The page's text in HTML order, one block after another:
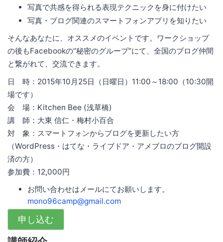
写真で共感を得られる表現テクニックを身に付けたい
写真・ブログ関連のスマートフォンアプリを知りたい
そんなあなたに、オススメのイベントです。ワークショップ
の後もFacebookの”秘密のグループ”にて、全国のブログ仲間
と繋がれて、交流できます。
日 時：2015年10月25日（日曜日）11:00～18:00（10:30開
場です）
会 場：Kitchen Bee (浅草橋)
講 師：大東 信仁・梅村小百合
対 象：スマートフォンからブログを更新したい方
（WordPress・はてな・ライブドア・アメブロのブログ開設
済の方）
参加費：12,000円
お問い合わせはメールにてお願いします。
mono96camp@gmail.com
申し込む